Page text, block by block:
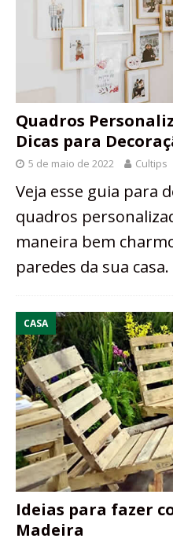
Quadros
Dicas para
5 de maio de 2022 Cultips
Veja esse guia para
quadros
maneira bem
paredes da sua casa.
CASA
Ideias para fazer
Madeira